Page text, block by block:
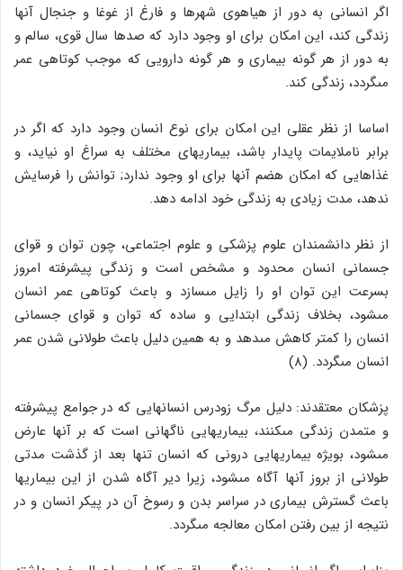
اگر انسانى به دور از هیاهوى شهرها و فارغ از غوغا و جنجال آنها
زندگى کند، این امکان براى او وجود دارد که صدها سال قوى، سالم و
به دور از هر گونه بیمارى و هر گونه دارویى که موجب کوتاهى عمر
مى‏گردد، زندگى کند.
اساسا از نظر عقلى این امکان براى نوع انسان وجود دارد که اگر در
برابر ناملایمات پایدار باشد، بیماریهاى مختلف به سراغ او نیاید، و
غذاهایى که امکان هضم آنها براى او وجود ندارد; توانش را فرسایش
ندهد، مدت زیادى به زندگى خود ادامه دهد.
از نظر دانشمندان علوم پزشکى و علوم اجتماعى، چون توان و قواى
جسمانى انسان محدود و مشخص است و زندگى پیشرفته امروز
بسرعت این توان او را زایل مى‏سازد و باعث کوتاهى عمر انسان
مى‏شود، بخلاف زندگى ابتدایى و ساده که توان و قواى جسمانى
انسان را کمتر کاهش مى‏دهد و به همین دلیل باعث طولانى شدن عمر
انسان مى‏گردد. (۸)
پزشکان معتقدند: دلیل مرگ زودرس انسانهایى که در جوامع پیشرفته
و متمدن زندگى مى‏کنند، بیماریهایى ناگهانى است که بر آنها عارض
مى‏شود، بویژه بیماریهایى درونى که انسان تنها بعد از گذشت مدتى
طولانى از بروز آنها آگاه مى‏شود، زیرا دیر آگاه شدن از این بیماریها
باعث گسترش بیمارى در سراسر بدن و رسوخ آن در پیکر انسان و در
نتیجه از بین رفتن امکان معالجه مى‏گردد.